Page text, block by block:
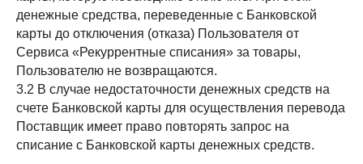
денежные средства, переведенные с Банковской
карты до отключения (отказа) Пользователя от
Сервиса «Рекуррентные списания» за товары,
Пользователю не возвращаются.
3.2 В случае недостаточности денежных средств на
счете Банковской карты для осуществления перевода
Поставщик имеет право повторять запрос на
списание с Банковской карты денежных средств.